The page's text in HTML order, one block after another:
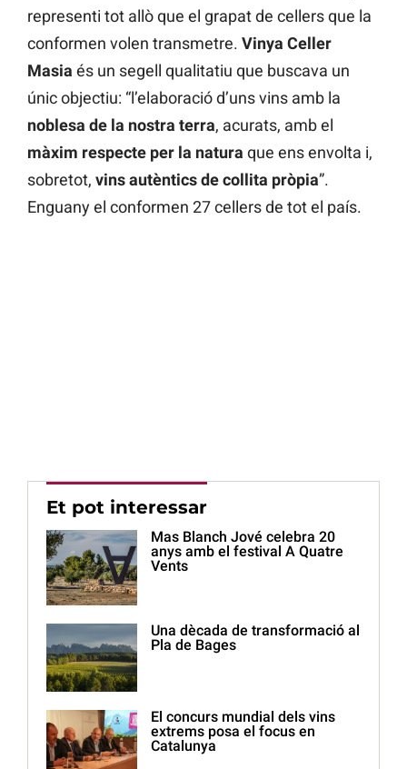
representi tot allò que el grapat de cellers que la
conformen volen transmetre. Vinya Celler
Masia és un segell qualitatiu que buscava un
únic objectiu: “l’elaboració d’uns vins amb la
noblesa de la nostra terra, acurats, amb el
màxim respecte per la natura que ens envolta i,
sobretot, vins autèntics de collita pròpia”.
Enguany el conformen 27 cellers de tot el país.
Et pot interessar
Mas Blanch Jové celebra 20
anys amb el festival A Quatre
Vents
Una dècada de transformació al
Pla de Bages
El concurs mundial dels vins
extrems posa el focus en
Catalunya